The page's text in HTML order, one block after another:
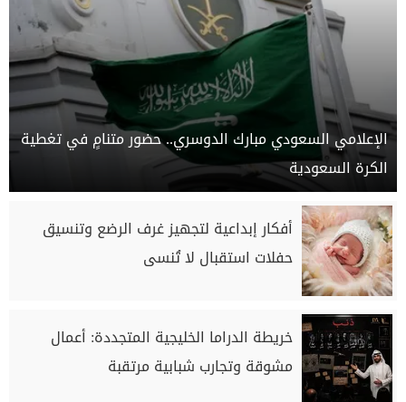
الإعلامي السعودي مبارك الدوسري.. حضور متنامٍ في تغطية
الكرة السعودية
أفكار إبداعية لتجهيز غرف الرضع وتنسيق
حفلات استقبال لا تُنسى
خريطة الدراما الخليجية المتجددة: أعمال
مشوقة وتجارب شبابية مرتقبة